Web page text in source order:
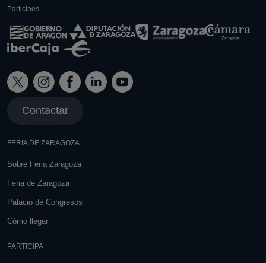
Participes
Contactar
FERIA DE ZARAGOZA
Sobre Feria Zaragoza
Feria de Zaragoza
Palacio de Congresos
Cómo llegar
PARTICIPA